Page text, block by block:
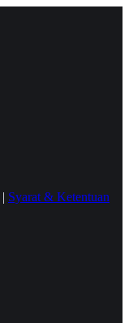
| Syarat & Ketentuan